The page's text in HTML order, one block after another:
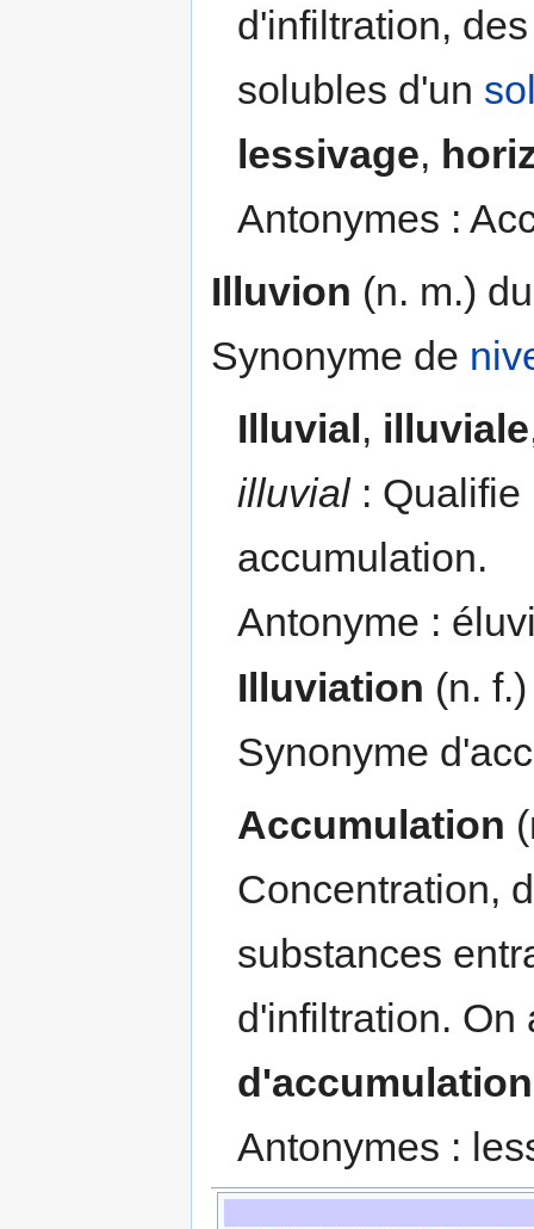
d'infiltration,
solubles d'un
lessivage,
Antonymes :
Illuvion (n. m.)
Synonyme de
Illuvial, illuviale
illuvial: Qualifie
accumulation.
Antonyme :
Illuviation (n.
Synonyme
Accumulation
Concentration,
substances
d'infiltration.
d'accumulation
Antonymes :